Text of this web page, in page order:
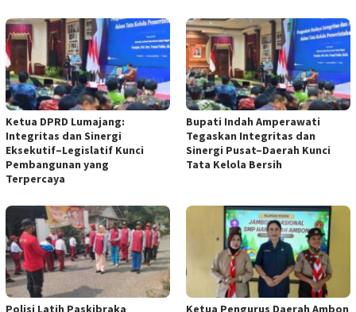
Ketua DPRD Lumajang:
Integritas dan Sinergi
Eksekutif–Legislatif Kunci
Pembangunan yang
Terpercaya
Bupati Indah Amperawati
Tegaskan Integritas dan
Sinergi Pusat–Daerah Kunci
Tata Kelola Bersih
Polisi Latih Paskibraka
Ketua Pengurus Daerah Ambon